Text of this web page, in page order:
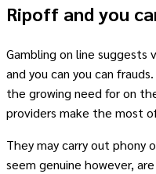
Ripoff and you
Gambling on line
and you can you can
the growing need for on
providers make the most
They may carry out phony
seem genuine however,